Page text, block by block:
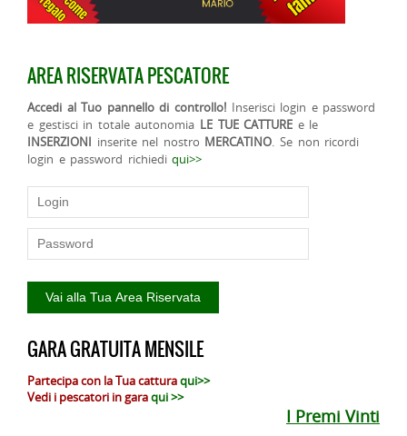
AREA RISERVATA PESCATORE
Accedi al Tuo pannello di controllo! Inserisci login e password
e gestisci in totale autonomia LE TUE CATTURE e le
INSERZIONI inserite nel nostro MERCATINO. Se non ricordi
login e password richiediqui>>
GARA GRATUITA MENSILE
Partecipa con la Tua catturaqui>>
Vedi i pescatori in garaqui >>
I Premi Vinti